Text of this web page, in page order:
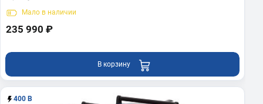
Мало в наличии
235 990 ₽
В корзину
400 В